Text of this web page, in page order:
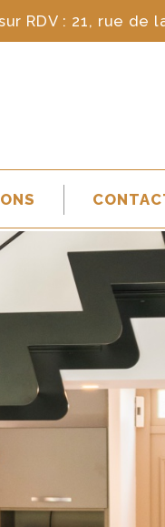
RDV : 21, rue de